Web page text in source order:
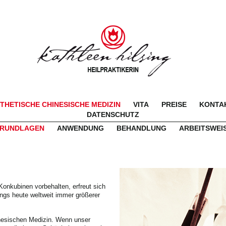
CHINESISCHE MEDIZIN VITA PREISE
DATENSCHUTZ
ANWENDUNG BEHANDLUNG
vorbehalten, erfreut sich
heute weltweit immer größerer
Medizin. Wenn unser